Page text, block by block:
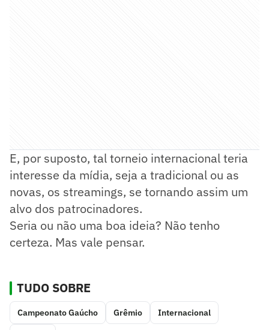
E, por suposto, tal torneio internacional teria
interesse da mídia, seja a tradicional ou as
novas, os streamings, se tornando assim um
alvo dos patrocinadores.
Seria ou não uma boa ideia? Não tenho
certeza. Mas vale pensar.
TUDO SOBRE
Campeonato Gaúcho Grêmio Internacional